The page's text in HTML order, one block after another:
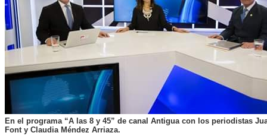
En el programa “A las 8 y 45” de canal Antigua con los periodistas
Font y Claudia Méndez Arriaza.